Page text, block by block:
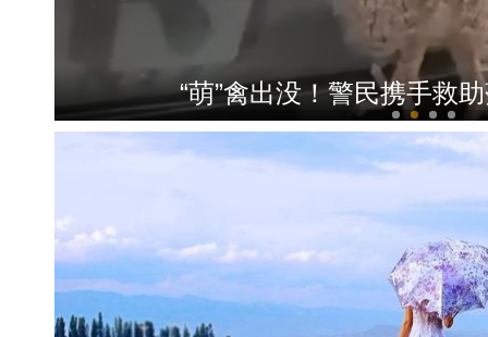
“萌”禽出没！警民携手救